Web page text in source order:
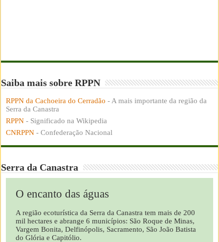
Saiba mais sobre RPPN
RPPN da Cachoeira do Cerradão - A mais importante da região da
Serra da Canastra
RPPN - Significado na Wikipedia
CNRPPN - Confederação Nacional
Serra da Canastra
O encanto das águas
A região ecoturística da Serra da Canastra tem mais de 200
mil hectares e abrange 6 municípios: São Roque de Minas,
Vargem Bonita, Delfinópolis, Sacramento, São João Batista
do Glória e Capitólio.